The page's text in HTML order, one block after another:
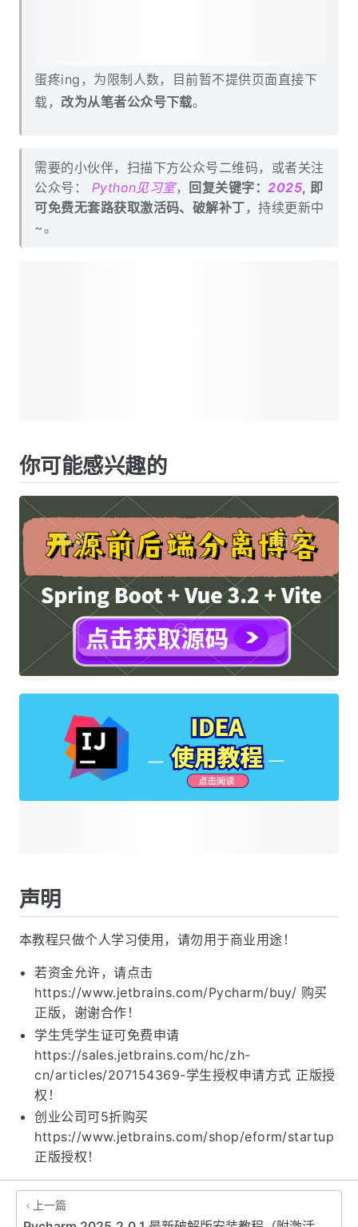
蛋疼ing，为限制人数，目前暂不提供页面直接下
载， 改为从笔者公众号下载。
需要的小伙伴，扫描下方公众号二维码，或者关注
公众号： Python见习室， 回复关键字：2025, 即
可免费无套路获取激活码、破解补丁 ，持续更新中
~。
你可能感兴趣的
声明
本教程只做个人学习使用，请勿用于商业用途！
若资金允许，请点击
https://www.jetbrains.com/Pycharm/buy/ 购买
正版，谢谢合作！
学生凭学生证可免费申请
https://sales.jetbrains.com/hc/zh-
cn/articles/207154369-学生授权申请方式 正版授
权！
创业公司可5折购买
https://www.jetbrains.com/shop/eform/startup
正版授权！
上一篇